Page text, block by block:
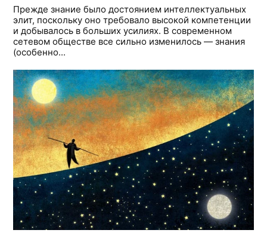
Прежде знание было достоянием интеллектуальных
элит, поскольку оно требовало высокой компетенции
и добывалось в больших усилиях. В современном
сетевом обществе все сильно изменилось — знания
(особенно...